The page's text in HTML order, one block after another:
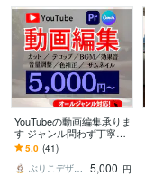
YouTubeの動画編集承りま
す ジャンル問わず丁寧に
編集！仕上げさせていた
だきます！
5.0 (41)
ぶりこデザイン
5,000 円